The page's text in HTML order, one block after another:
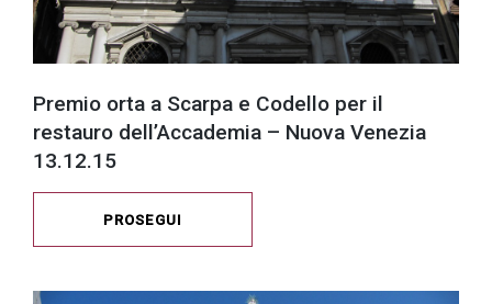
Premio orta a Scarpa e Codello per il
restauro dell’Accademia – Nuova Venezia
13.12.15
PROSEGUI